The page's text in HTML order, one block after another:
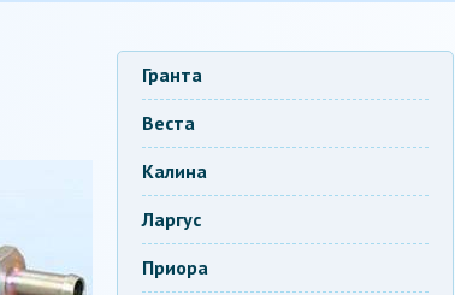
Гранта
Веста
Калина
Ларгус
Приора